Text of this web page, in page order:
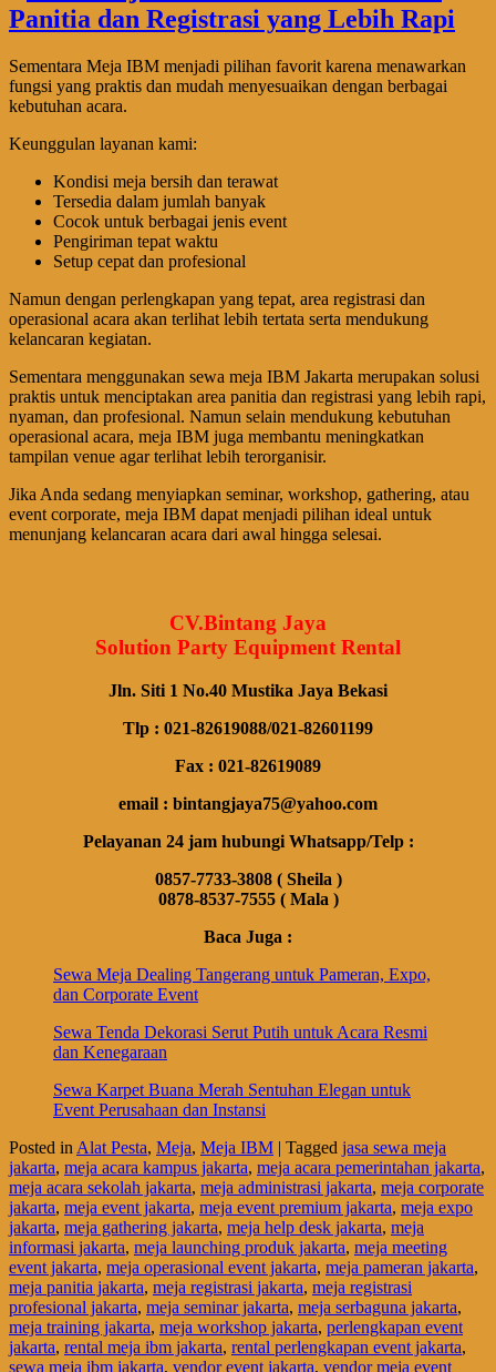
Sementara Meja IBM menjadi pilihan favorit karena menawarkan
fungsi yang praktis dan mudah menyesuaikan dengan berbagai
kebutuhan acara.
Keunggulan layanan kami:
Kondisi meja bersih dan terawat
Tersedia dalam jumlah banyak
Cocok untuk berbagai jenis event
Pengiriman tepat waktu
Setup cepat dan profesional
Namun dengan perlengkapan yang tepat, area registrasi dan
operasional acara akan terlihat lebih tertata serta mendukung
kelancaran kegiatan.
Sementara menggunakan sewa meja IBM Jakarta merupakan solusi
praktis untuk menciptakan area panitia dan registrasi yang lebih rapi,
nyaman, dan profesional. Namun selain mendukung kebutuhan
operasional acara, meja IBM juga membantu meningkatkan
tampilan venue agar terlihat lebih terorganisir.
Jika Anda sedang menyiapkan seminar, workshop, gathering, atau
event corporate, meja IBM dapat menjadi pilihan ideal untuk
menunjang kelancaran acara dari awal hingga selesai.
CV.Bintang Jaya
Solution Party Equipment Rental
Jln. Siti 1 No.40 Mustika Jaya Bekasi
Tlp : 021-82619088/021-82601199
Fax : 021-82619089
email : bintangjaya75@yahoo.com
Pelayanan 24 jam hubungi Whatsapp/Telp :
0857-7733-3808 ( Sheila )
0878-8537-7555 ( Mala )
Baca Juga :
Sewa Meja Dealing Tangerang untuk Pameran, Expo,
dan Corporate Event
Sewa Tenda Dekorasi Serut Putih untuk Acara Resmi
dan Kenegaraan
Sewa Karpet Buana Merah Sentuhan Elegan untuk
Event Perusahaan dan Instansi
Posted in Alat Pesta, Meja, Meja IBM | Tagged jasa sewa meja
jakarta, meja acara kampus jakarta, meja acara pemerintahan jakarta,
meja acara sekolah jakarta, meja administrasi jakarta, meja corporate
jakarta, meja event jakarta, meja event premium jakarta, meja expo
jakarta, meja gathering jakarta, meja help desk jakarta, meja
informasi jakarta, meja launching produk jakarta, meja meeting
event jakarta, meja operasional event jakarta, meja pameran jakarta,
meja panitia jakarta, meja registrasi jakarta, meja registrasi
profesional jakarta, meja seminar jakarta, meja serbaguna jakarta,
meja training jakarta, meja workshop jakarta, perlengkapan event
jakarta, rental meja ibm jakarta, rental perlengkapan event jakarta,
sewa meja ibm jakarta, vendor event jakarta, vendor meja event